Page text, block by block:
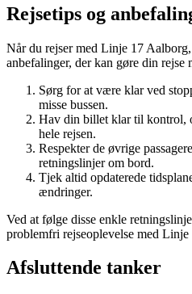
Rejsetips og
Når du rejser med Linje 17
anbefalinger, der kan gøre din rejse
Sørg for at være klar ved
misse bussen.
Hav din billet klar til kontrol,
hele rejsen.
Respekter de øvrige
retningslinjer om bord.
Tjek altid opdaterede
ændringer.
Ved at følge disse enkle
problemfri rejseoplevelse med
Afsluttende tanker